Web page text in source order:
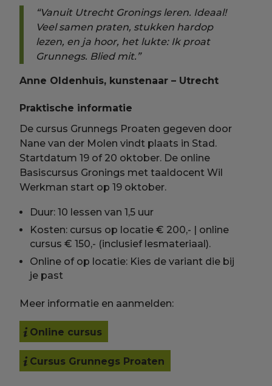
“Vanuit Utrecht Gronings leren. Ideaal!
Veel samen praten, stukken hardop
lezen, en ja hoor, het lukte: Ik proat
Grunnegs. Blied mit.”
Anne Oldenhuis, kunstenaar – Utrecht
Praktische informatie
De cursus Grunnegs Proaten gegeven door
Nane van der Molen vindt plaats in Stad.
Startdatum 19 of 20 oktober. De online
Basiscursus Gronings met taaldocent Wil
Werkman start op 19 oktober.
Duur: 10 lessen van 1,5 uur
Kosten: cursus op locatie € 200,- | online
cursus € 150,- (inclusief lesmateriaal).
Online of op locatie: Kies de variant die bij
je past
Meer informatie en aanmelden:
Online cursus
Cursus Grunnegs Proaten